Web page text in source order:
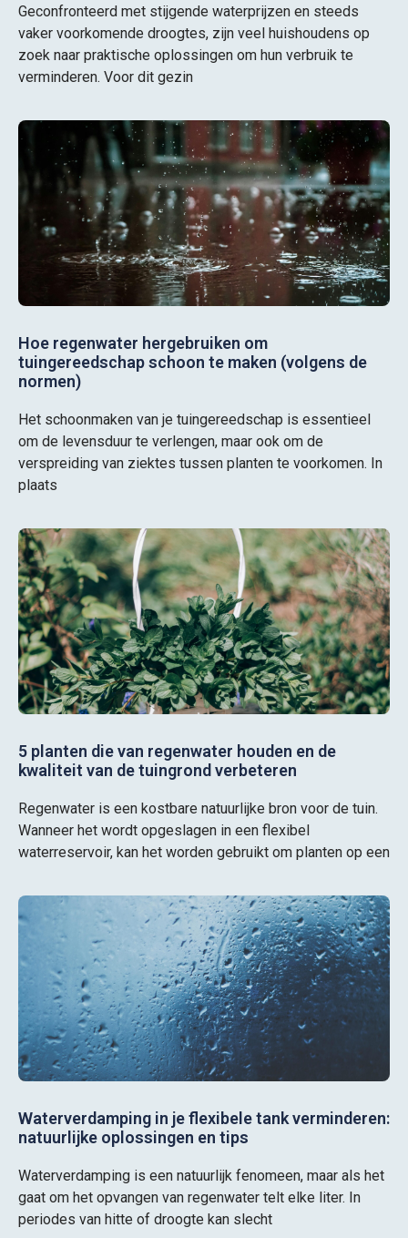
Geconfronteerd met stijgende waterprijzen en steeds
vaker voorkomende droogtes, zijn veel huishoudens op
zoek naar praktische oplossingen om hun verbruik te
verminderen. Voor dit gezin
Hoe regenwater hergebruiken om
tuingereedschap schoon te maken (volgens de
normen)
Het schoonmaken van je tuingereedschap is essentieel
om de levensduur te verlengen, maar ook om de
verspreiding van ziektes tussen planten te voorkomen. In
plaats
5 planten die van regenwater houden en de
kwaliteit van de tuingrond verbeteren
Regenwater is een kostbare natuurlijke bron voor de tuin.
Wanneer het wordt opgeslagen in een flexibel
waterreservoir, kan het worden gebruikt om planten op een
Waterverdamping in je flexibele tank verminderen:
natuurlijke oplossingen en tips
Waterverdamping is een natuurlijk fenomeen, maar als het
gaat om het opvangen van regenwater telt elke liter. In
periodes van hitte of droogte kan slecht